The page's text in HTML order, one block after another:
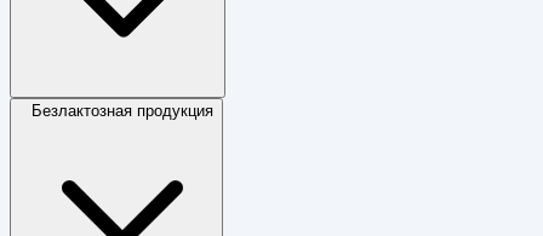
Безлактозная продукция